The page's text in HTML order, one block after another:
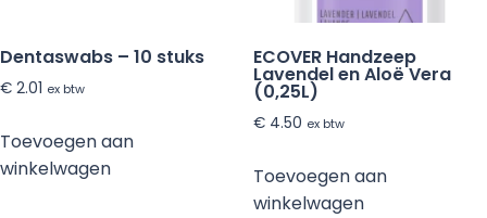
Dentaswabs – 10 stuks
€ 2.01 ex btw
Toevoegen aan
winkelwagen
ECOVER Handzeep
Lavendel en Aloë Vera
(0,25L)
€4.50 ex btw
Toevoegen aan
winkelwagen